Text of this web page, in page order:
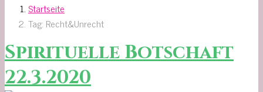
Startseite
Tag: Recht&Unrecht
Spirituelle Botschaft
22.3.2020